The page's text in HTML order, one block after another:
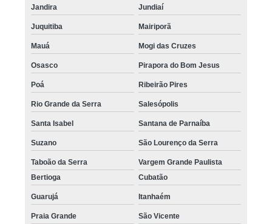
Jandira Jundiaí
Juquitiba Mairiporã
Mauá Mogi das Cruzes
Osasco Pirapora do Bom Jesus
Poá Ribeirão Pires
Rio Grande da Serra Salesópolis
Santa Isabel Santana de Parnaíba
Suzano São Lourenço da Serra
Taboão da Serra
Vargem Grande Paulista
Bertioga
Cubatão
Guarujá Itanhaém
Praia Grande
São Vicente